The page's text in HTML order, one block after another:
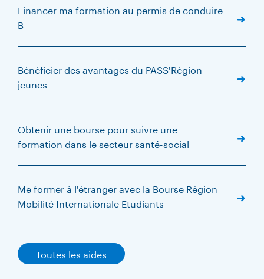
Financer ma formation au permis de conduire
B
Bénéficier des avantages du PASS'Région
jeunes
Obtenir une bourse pour suivre une
formation dans le secteur santé-social
Me former à l'étranger avec la Bourse Région
Mobilité Internationale Etudiants
Toutes les aides